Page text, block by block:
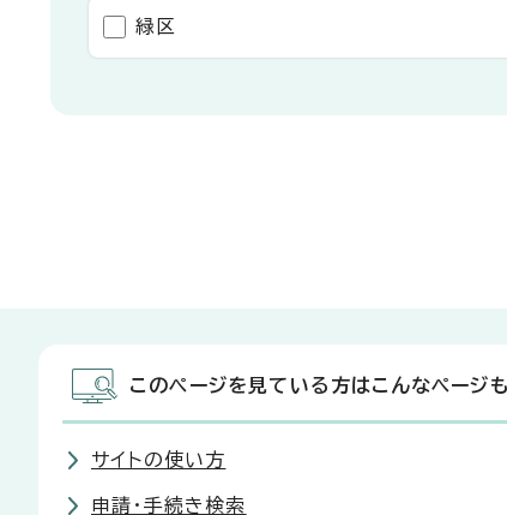
緑区
このページを見ている方はこんなページ
サイトの使い方
申請・手続き検索